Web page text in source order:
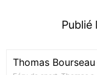
Publié
Thomas Bourseau